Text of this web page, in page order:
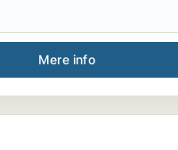
søger en administrativ
kompetencer inden for
og daglige
Mere info
job som rengøringsassistent